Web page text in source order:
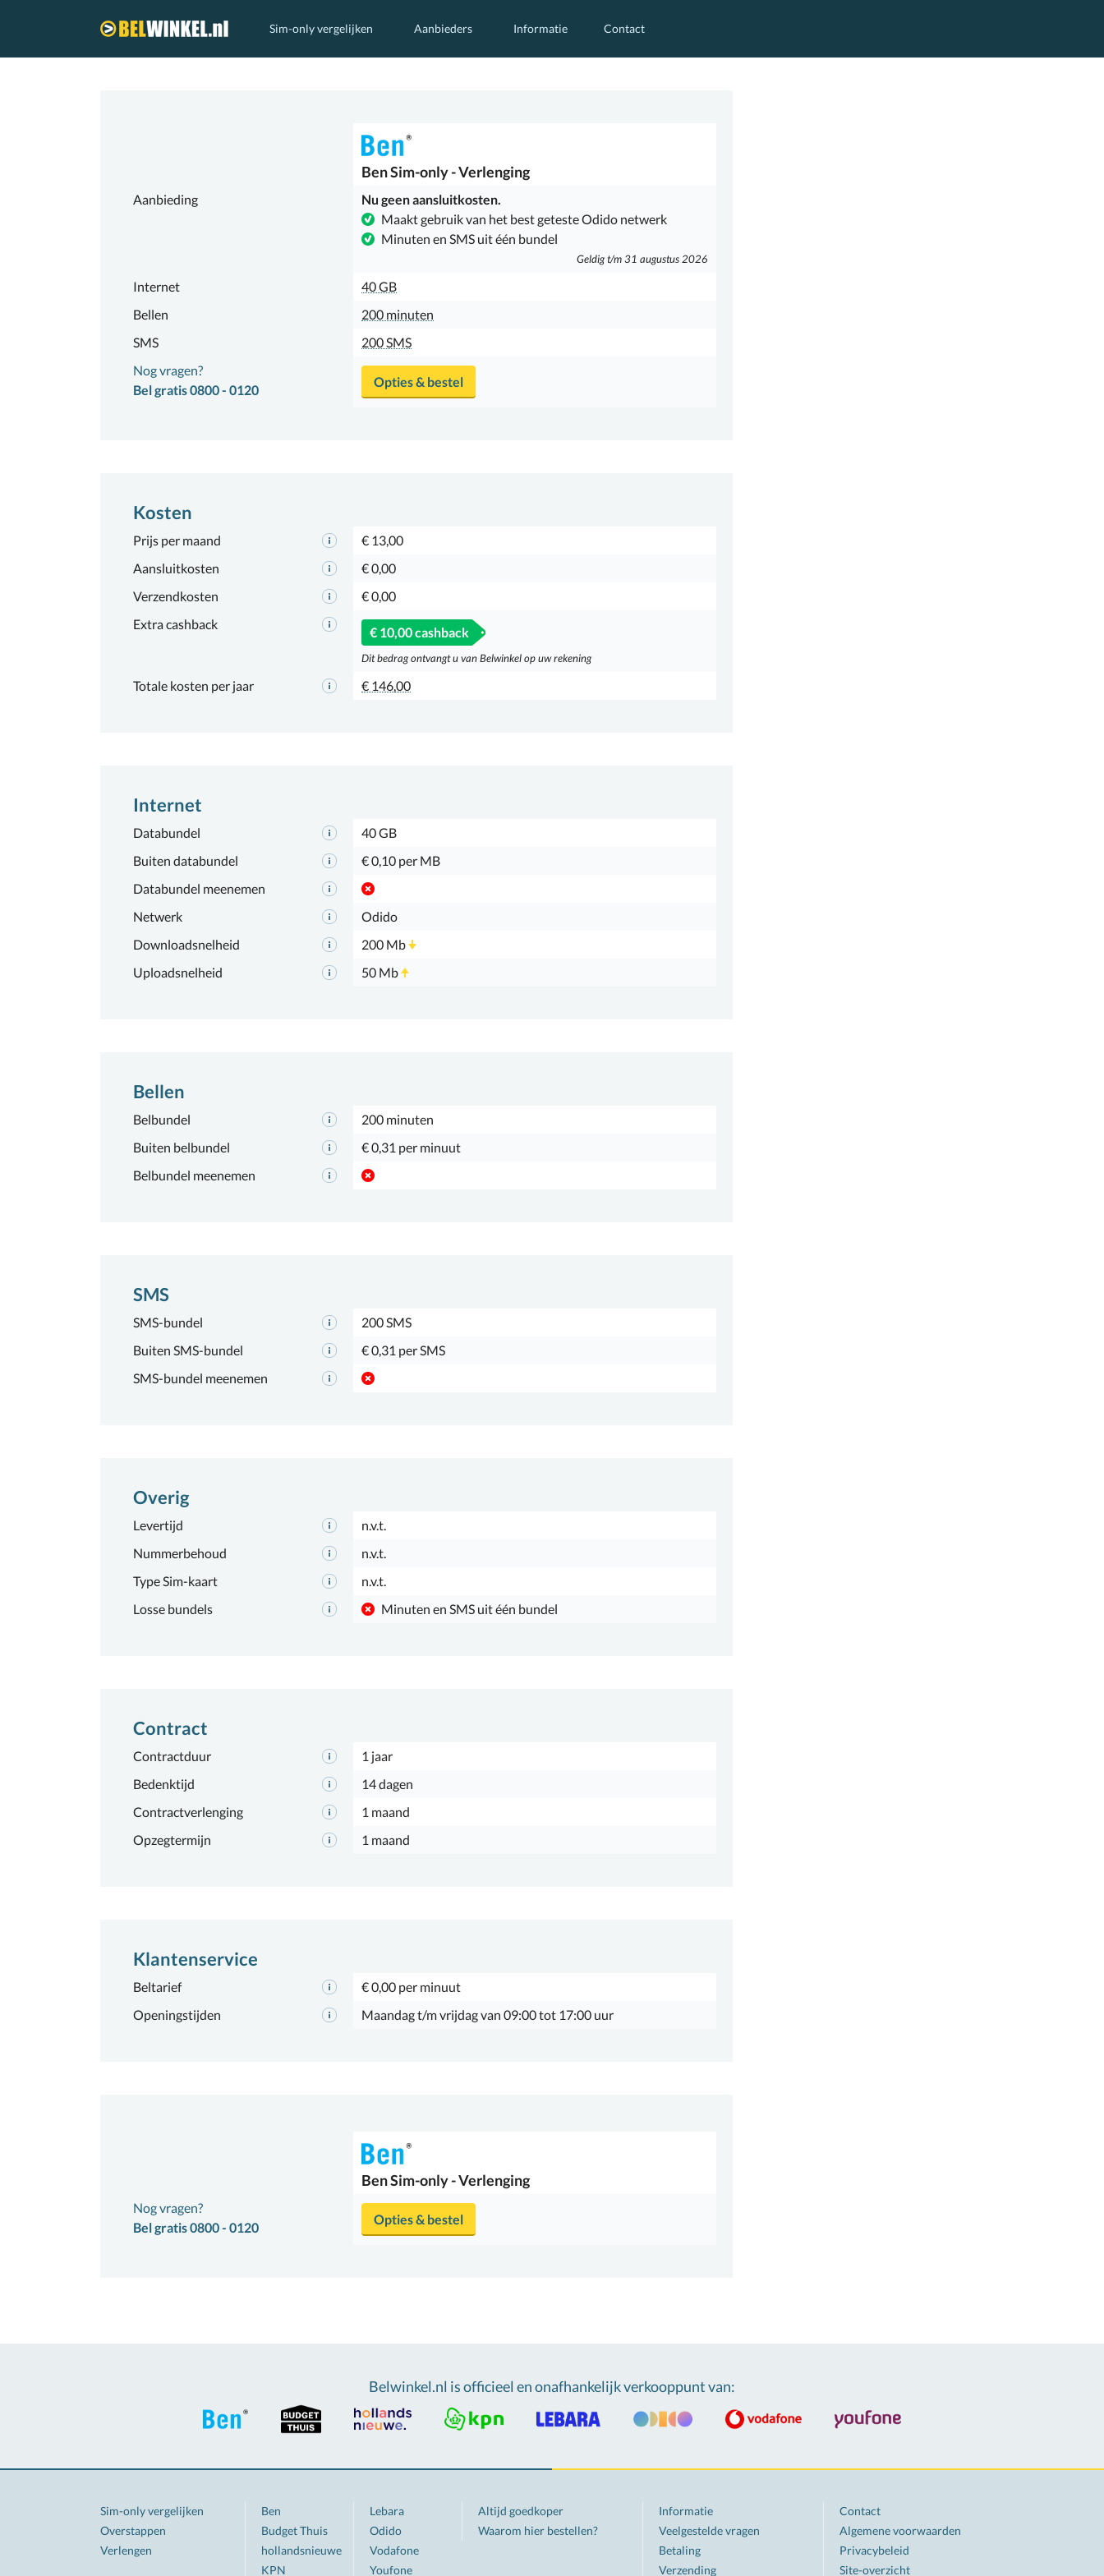
Sim-only vergelijken Aanbieders Informatie Contact
BenSim-only - Verlenging
Aanbieding
Nu geen aansluitkosten.
Maakt gebruik van het best geteste Odido netwerk
Minuten en SMS uit één bundel
Geldig t/m 31 augustus 2026
Internet
40 GB
Bellen
200 minuten
SMS
200 SMS
Nog vragen?
Bel gratis 0800 - 0120
Opties & bestel
Kosten
Prijs per maand
€ 13,00
Aansluitkosten
€ 0,00
Verzendkosten
€ 0,00
Extra cashback
€ 10,00 cashback
Dit bedrag ontvangt u van Belwinkel op uw rekening
Totale kosten per jaar € 146,00
Internet
Databundel
40 GB
Buiten databundel
€ 0,10 per MB
Databundel meenemen
Netwerk
Odido
Downloadsnelheid
200 Mb
Uploadsnelheid
50 Mb
Bellen
Belbundel
200 minuten
Buiten belbundel
€ 0,31 per minuut
Belbundel meenemen
SMS
SMS-bundel
200 SMS
Buiten SMS-bundel
€ 0,31 per SMS
SMS-bundel meenemen
Overig
Levertijd
n.v.t.
Nummerbehoud
n.v.t.
Type Sim-kaart
n.v.t.
Losse bundels
Minuten en SMS uit één bundel
Contract
Contractduur
1 jaar
Bedenktijd
14 dagen
Contractverlenging
1 maand
Opzegtermijn
1 maand
Klantenservice
Beltarief
€ 0,00 per minuut
Openingstijden
Maandag t/m vrijdag van 09:00 tot 17:00 uur
BenSim-only - Verlenging
Nog vragen?
Bel gratis 0800 - 0120
Opties & bestel
Belwinkel.nl is officieel en onafhankelijk verkooppunt van:
Sim-only vergelijken
Overstappen
Verlengen
Ben
Budget Thuis
hollandsnieuwe
KPN
Lebara
Odido
Vodafone
Youfone
Altijd goedkoper
Waarom hier bestellen?
Informatie
Veelgestelde vragen
Betaling
Verzending
Contact
Algemene voorwaarden
Privacybeleid
Site-overzicht